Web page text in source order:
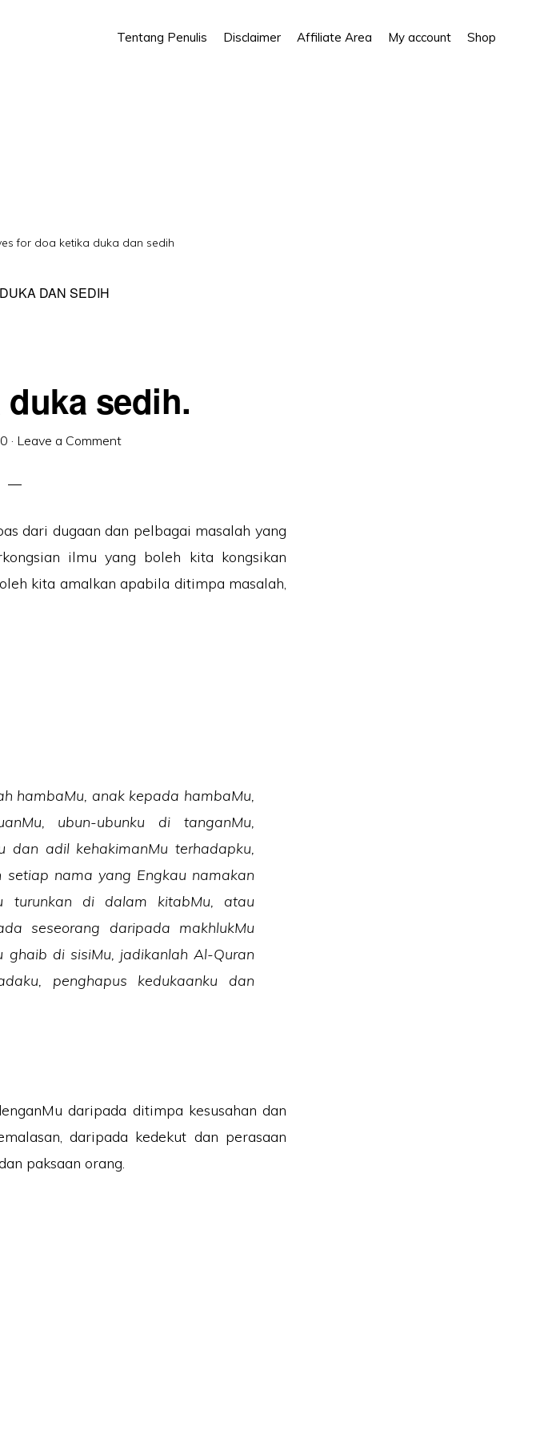
Tentang Penulis Disclaimer Affiliate Area My account Shop
for doa ketika duka dan sedih
DAN SEDIH
sedih.
· Leave a Comment
dari dugaan dan pelbagai masalah yang
ilmu yang boleh kita kongsikan
kita amalkan apabila ditimpa masalah,
hambaMu, anak kepada hambaMu,
ubun-ubunku di tanganMu,
dan adil kehakimanMu terhadapku,
nama yang Engkau namakan
turunkan di dalam kitabMu, atau
seseorang daripada makhlukMu
di sisiMu, jadikanlah Al-Quran
penghapus kedukaanku dan
daripada ditimpa kesusahan dan
daripada kedekut dan perasaan
paksaan orang.